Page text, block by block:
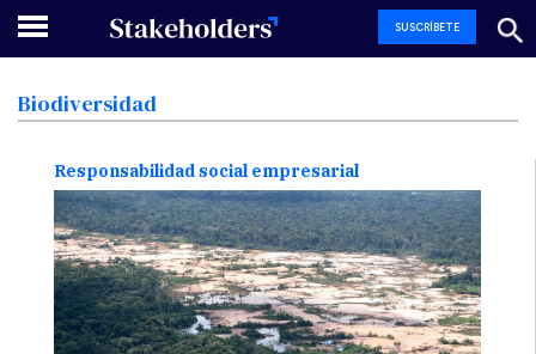
SUSCRÍBETE
Biodiversidad
Responsabilidad social empresarial